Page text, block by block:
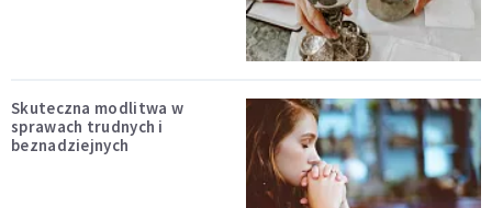
Skuteczna modlitwa w
sprawach trudnych i
beznadziejnych